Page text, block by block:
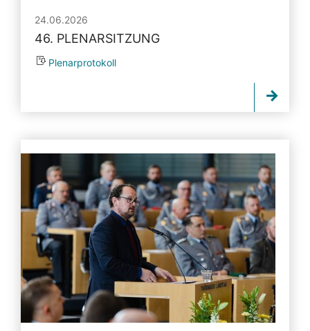
24.06.2026
46. PLENARSITZUNG
Plenarprotokoll